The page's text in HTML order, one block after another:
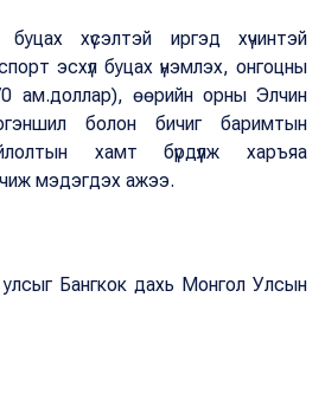
хүсэлтэй иргэд хүчинтэй
эсхүл буцах үнэмлэх, онгоцны
ам.доллар), өөрийн орны Элчин
болон бичиг баримтын
хамт бүрдүүлж харъяа
мэдэгдэх ажээ.
Бангкок дахь Монгол Улсын